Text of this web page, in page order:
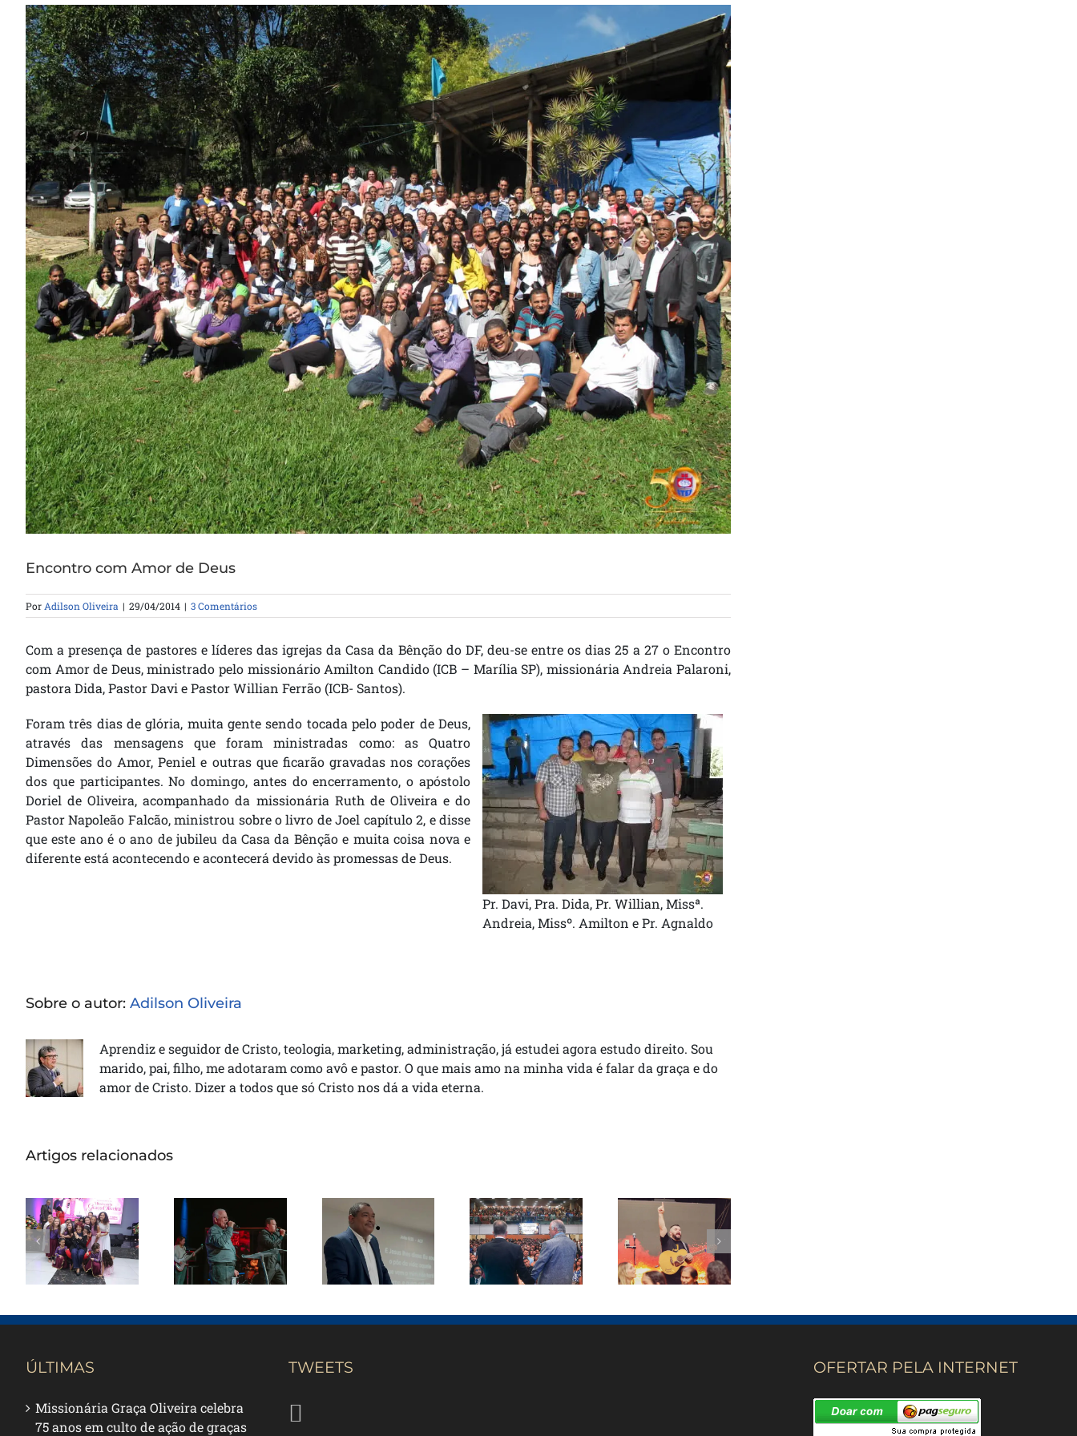
Encontro com Amor de Deus
Por Adilson Oliveira | 29/04/2014 | 3 Comentários
Com a presença de pastores e líderes das igrejas da Casa da Bênção do DF, deu-se entre os dias 25 a 27 o Encontro
com Amor de Deus, ministrado pelo missionário Amilton Candido (ICB – Marília SP), missionária Andreia Palaroni,
pastora Dida, Pastor Davi e Pastor Willian Ferrão (ICB- Santos).
Pr. Davi, Pra. Dida, Pr. Willian, Missª.
Andreia, Missº. Amilton e Pr. Agnaldo
Foram três dias de glória, muita gente sendo tocada pelo poder de Deus,
através das mensagens que foram ministradas como: as Quatro
Dimensões do Amor, Peniel e outras que ficarão gravadas nos corações
dos que participantes. No domingo, antes do encerramento, o apóstolo
Doriel de Oliveira, acompanhado da missionária Ruth de Oliveira e do
Pastor Napoleão Falcão, ministrou sobre o livro de Joel capítulo 2, e disse
que este ano é o ano de jubileu da Casa da Bênção e muita coisa nova e
diferente está acontecendo e acontecerá devido às promessas de Deus.
Sobre o autor: Adilson Oliveira
Aprendiz e seguidor de Cristo, teologia, marketing, administração, já estudei agora estudo direito. Sou
marido, pai, filho, me adotaram como avô e pastor. O que mais amo na minha vida é falar da graça e do
amor de Cristo. Dizer a todos que só Cristo nos dá a vida eterna.
Artigos relacionados
Missionária
celebra 75
anos em
culto de
ação de
graças na
Apóstolo Jair
de Oliveira
ministra em
noite de
avivamento
Muniz
recebe visita
de diretores
do SCT
durante
Conferência
ICB Bahia
reúne mais
de 3 mil
pessoas em
lança canção
inédita em
Goianira e
celebra 43
vidas
ÚLTIMAS
Missionária Graça Oliveira celebra
75 anos em culto de ação de graças
TWEETS OFERTAR PELA INTERNET